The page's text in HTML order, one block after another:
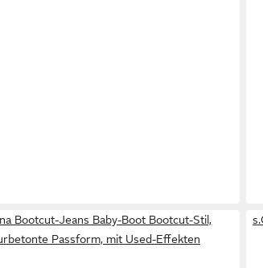
Bootcut-Jeans Baby-Boot Bootcut-Stil,
Passform, mit Used-Effekten